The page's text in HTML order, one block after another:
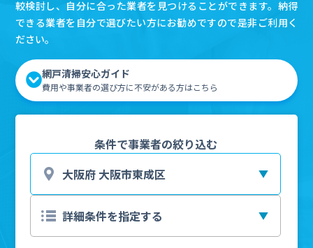
較検討し、自分に合った業者を見つけることができます。納得
できる業者を自分で選びたい方にお勧めですので是非ご利用く
ださい。
網戸清掃安心ガイド
費用や事業者の選び方に不安がある方はこちら
条件で事業者の絞り込む